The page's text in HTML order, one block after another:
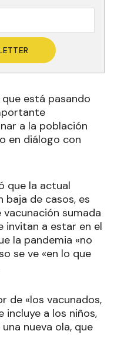
está pasando
a la población
en diálogo con
que la actual
de casos, es
sumada
invitan a estar en el
la pandemia «no
se ve «en lo que
de «los vacunados,
incluye a los niños,
nueva ola, que